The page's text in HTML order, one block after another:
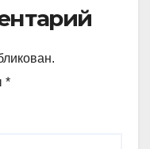
*